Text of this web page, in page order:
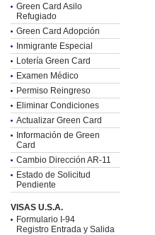
Green Card Asilo
Refugiado
Green Card Adopción
Inmigrante Especial
Lotería Green Card
Examen Médico
Permiso Reingreso
Eliminar Condiciones
Actualizar Green Card
Información de Green
Card
Cambio Dirección AR-11
Estado de Solicitud
Pendiente
VISAS U.S.A.
Formulario I-94
Registro Entrada y Salida